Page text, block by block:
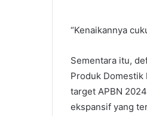
“Kenaikannya
Sementara itu,
Produk Domestik
target APBN
ekspansif yang